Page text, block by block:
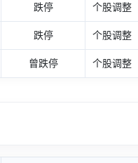
跌停 个股调整
跌停 个股调整
曾跌停 个股调整